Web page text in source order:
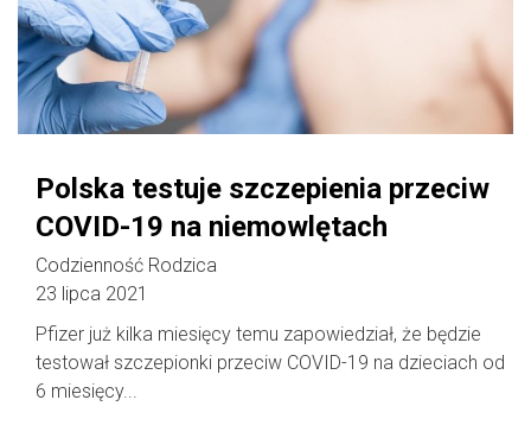
Polska testuje szczepienia przeciw
COVID-19 na niemowlętach
Codzienność Rodzica
23 lipca 2021
Pfizer już kilka miesięcy temu zapowiedział, że będzie
testował szczepionki przeciw COVID-19 na dzieciach od
6 miesięcy...